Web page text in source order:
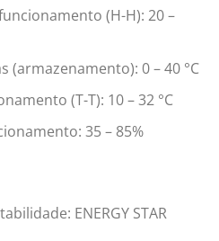
(H-H): 20 –
(armazenamento): 0 – 40 °C
(T-T): 10 – 32 °C
35 – 85%
ENERGY STAR